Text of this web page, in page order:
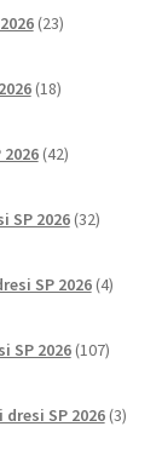
23izdelkov
18izdelkov
42izdelkov
SP 2026 32izdelkov
SP 2026 4izdelki
SP 2026 107
SP 2026 3